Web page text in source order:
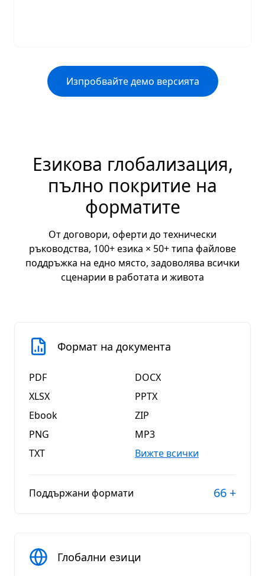
Изпробвайте демо версията
Езикова глобализация,
пълно покритие на
форматите
От договори, оферти до технически
ръководства, 100+ езика × 50+ типа файлове
поддръжка на едно място, задоволява всички
сценарии в работата и живота
Формат на документа
PDF
DOCX
XLSX
PPTX
Ebook
ZIP
PNG
MP3
TXT
Вижте всички
Поддържани формати 66 +
Глобални езици